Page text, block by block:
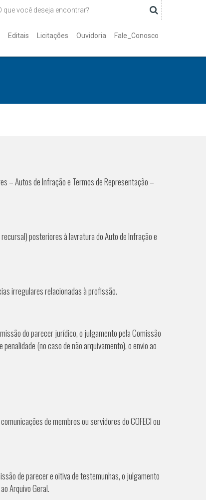
Editais Licitações Ouvidoria Fale_Conosco
– Autos de Infração e Termos de Representação –
posteriores à lavratura do Auto de Infração e
irregulares relacionadas à profissão.
do parecer jurídico, o julgamento pela Comissão
(no caso de não arquivamento), o envio ao
de membros ou servidores do COFECI ou
de parecer e oitiva de testemunhas, o julgamento
Arquivo Geral.